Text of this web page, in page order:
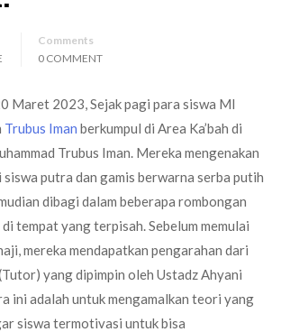
Comments
0 COMMENT
Maret 2023, Sejak pagi para siswa MI
Trubus Iman berkumpul di Area Ka’bah di
Trubus Iman. Mereka mengenakan
siswa putra dan gamis berwarna serba putih
dibagi dalam beberapa rombongan
tempat yang terpisah. Sebelum memulai
mereka mendapatkan pengarahan dari
yang dipimpin oleh Ustadz Ahyani
ini adalah untuk mengamalkan teori yang
siswa termotivasi untuk bisa